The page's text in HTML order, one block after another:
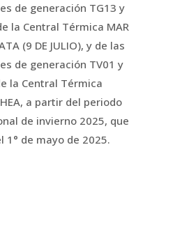
de generación TG13 y
la Central Térmica MAR
(9 DE JULIO), y de las
de generación TV01 y
la Central Térmica
a partir del periodo
de invierno 2025, que
1° de mayo de 2025.